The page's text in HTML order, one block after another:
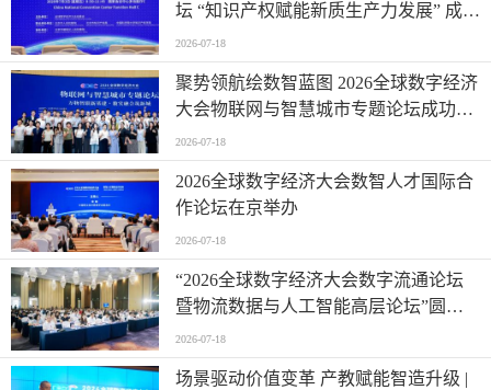
坛 “知识产权赋能新质生产力发展” 成功
举办
2026-07-18
聚势领航绘数智蓝图 2026全球数字经济
大会物联网与智慧城市专题论坛成功举
办
2026-07-18
2026全球数字经济大会数智人才国际合
作论坛在京举办
2026-07-18
“2026全球数字经济大会数字流通论坛
暨物流数据与人工智能高层论坛”圆满
成功举办
2026-07-18
场景驱动价值变革 产教赋能智造升级 |